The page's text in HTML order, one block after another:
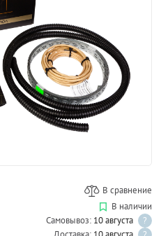
В сравнение
В наличии
Самовывоз: 10 августа
?